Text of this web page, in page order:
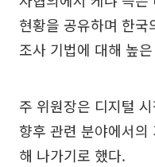
현황을 공유하며 한국
조사 기법에 대해 높
주 위원장은 디지털
향후 관련 분야에서
해 나가기로 했다.